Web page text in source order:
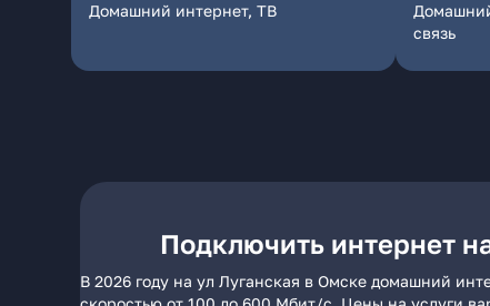
Домашний интернет, ТВ
связь
Подключить интернет
В 2026 году на ул Луганская в Омске домашний